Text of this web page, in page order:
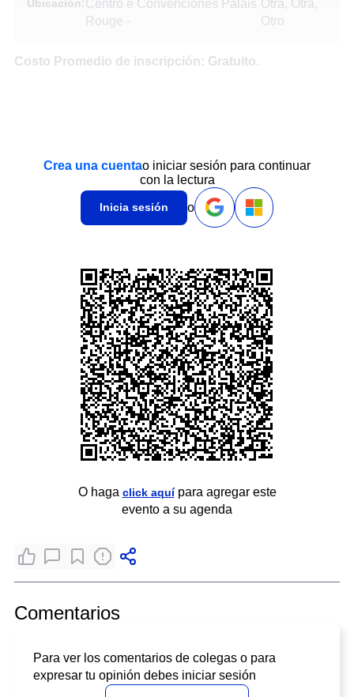
Ubicación:Centro e Convenciones Palais
Rouge -
Otra, Otra,
Otro
Costo Promedio de inscripción: Gratuito.
Crea una cuentao iniciar sesión para continuar
con la lectura
Inicia sesión o
O haga click aquípara agregar este
evento a su agenda
Comentarios
Para ver los comentarios de colegas o para
expresar tu opinión debes iniciar sesión